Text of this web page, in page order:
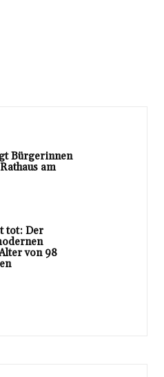
Bürgerinnen
am
tot: Der
von 98